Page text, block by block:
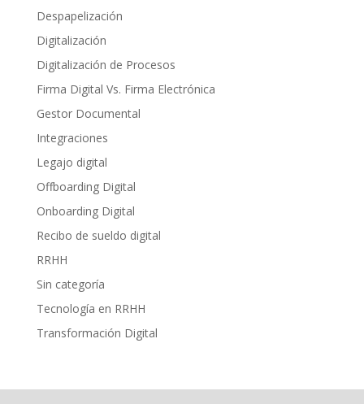
Despapelización
Digitalización
Digitalización de Procesos
Firma Digital Vs. Firma Electrónica
Gestor Documental
Integraciones
Legajo digital
Offboarding Digital
Onboarding Digital
Recibo de sueldo digital
RRHH
Sin categoría
Tecnología en RRHH
Transformación Digital